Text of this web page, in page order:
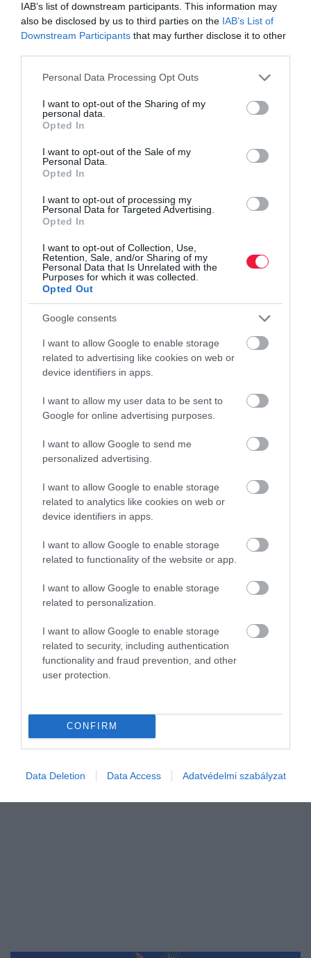
IAB’s list of downstream participants. This information may
also be disclosed by us to third parties on the IAB’s List of
Downstream Participants that may further disclose it to other
Please note that this website/app uses one or more Google
not limited to your visit or usage behaviour. You may click to
grant or deny consent to Google and its third-party tags to
use your data for below specified purposes in below Google
consent section.
Personal Data Processing Opt Outs
I want to opt-out of the Sharing of my
personal data.
Opted In
I want to opt-out of the Sale of my
Personal Data.
Opted In
I want to opt-out of processing my
Personal Data for Targeted Advertising.
Opted In
I want to opt-out of Collection, Use,
Retention, Sale, and/or Sharing of my
Personal Data that Is Unrelated with the
Purposes for which it was collected.
Opted Out
Google consents
I want to allow Google to enable storage
related to advertising like cookies on web or
device identifiers in apps.
I want to allow my user data to be sent to
Google for online advertising purposes.
I want to allow Google to send me
personalized advertising.
I want to allow Google to enable storage
related to analytics like cookies on web or
device identifiers in apps.
I want to allow Google to enable storage
related to functionality of the website or app.
I want to allow Google to enable storage
related to personalization.
I want to allow Google to enable storage
related to security, including authentication
functionality and fraud prevention, and other
user protection.
CONFIRM
Data Deletion Data Access Adatvédelmi szabályzat
Olvasd el ezt is!
Szorongatják a listavezetőt az éledező
Ezek a legkapósabb új traktorok
Forradalmi magyar fejlesztések az
épületgépészetben
magyar traktor fejlesztés mezőgazdaság
Újabb kórság fenyegeti a hazai paradicsomot
paradicsom barna termésráncosodás vírus (ToBRFV) okozta
károkat, máris új problémával kell szembenézniük.